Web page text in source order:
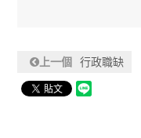
上一個 行政職缺